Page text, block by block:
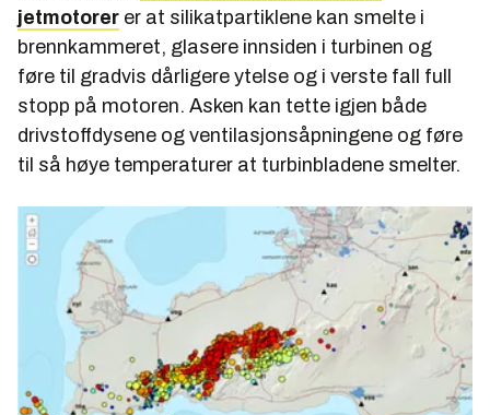
jetmotorer er at silikatpartiklene kan smelte i
brennkammeret, glasere innsiden i turbinen og
føre til gradvis dårligere ytelse og i verste fall full
stopp på motoren. Asken kan tette igjen både
drivstoffdysene og ventilasjonsåpningene og føre
til så høye temperaturer at turbinbladene smelter.